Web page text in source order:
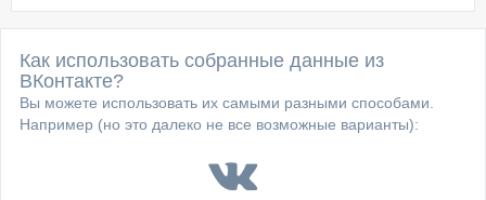
Как использовать собранные данные из
ВКонтакте?
Вы можете использовать их самыми разными способами.
Например (но это далеко не все возможные варианты):